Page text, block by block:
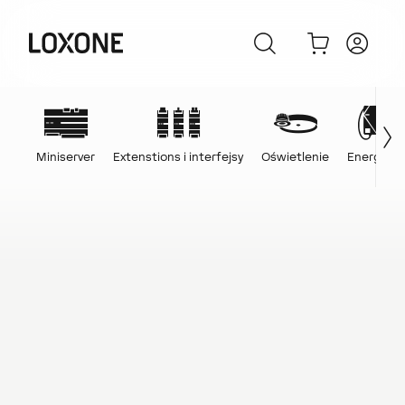
Miniserver Extenstions i interfejsy Oświetlenie Energia